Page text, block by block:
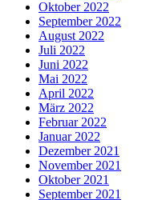
Oktober 2022
September 2022
August 2022
Juli 2022
Juni 2022
Mai 2022
April 2022
März 2022
Februar 2022
Januar 2022
Dezember 2021
November 2021
Oktober 2021
September 2021